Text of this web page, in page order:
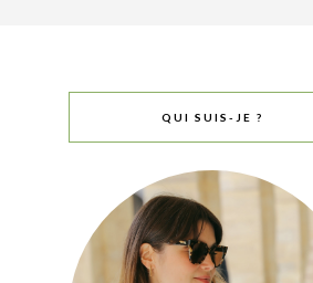
QUI SUIS-JE ?